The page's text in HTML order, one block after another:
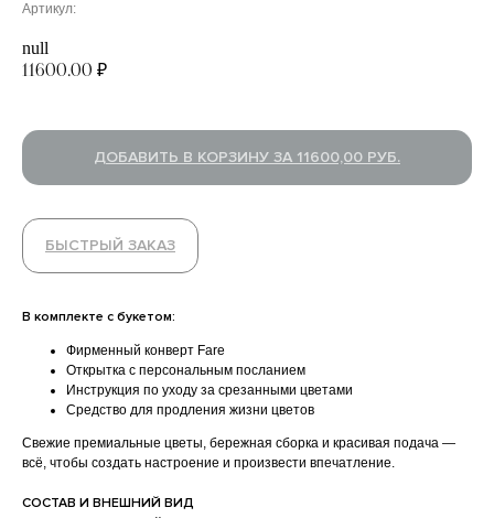
Артикул:
null
11600,00 ₽
ДОБАВИТЬ В КОРЗИНУ ЗА 11600,00 РУБ.
БЫСТРЫЙ ЗАКАЗ
В комплекте с букетом:
Фирменный конверт Fare
Открытка с персональным посланием
Инструкция по уходу за срезанными цветами
Средство для продления жизни цветов
Свежие премиальные цветы, бережная сборка и красивая подача —
всё, чтобы создать настроение и произвести впечатление.
CОСТАВ И ВНЕШНИЙ ВИД
УСИЛИТЬ ВПЕЧАТЛЕНИЕ